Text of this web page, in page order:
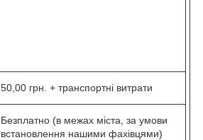
50,00 грн. + транспортні витрати
Безплатно (в межах міста, за умови
встановлення нашими фахівцями)